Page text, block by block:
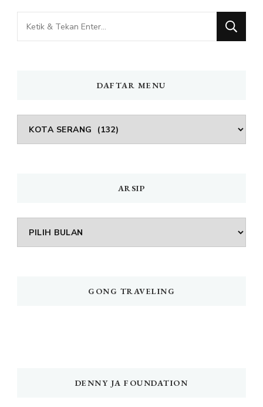
Mencari
Sesuatu?
DAFTAR MENU
DAFTAR
MENU
ARSIP
Arsip
GONG TRAVELING
DENNY JA FOUNDATION